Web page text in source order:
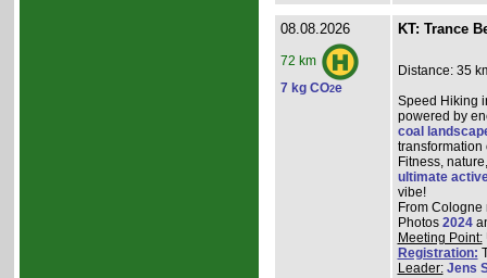
08.08.2026
72 km
7 kg CO2e
KT: Trance
Distance: 35
Speed Hiking
powered by
coal
transformation
Fitness,
ultimate
vibe!
From
Photos 2024
Meeting Point:
Registration:
Leader: Jens